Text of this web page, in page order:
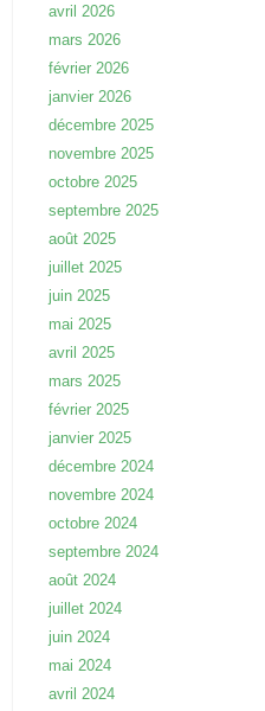
avril 2026
mars 2026
février 2026
janvier 2026
décembre 2025
novembre 2025
octobre 2025
septembre 2025
août 2025
juillet 2025
juin 2025
mai 2025
avril 2025
mars 2025
février 2025
janvier 2025
décembre 2024
novembre 2024
octobre 2024
septembre 2024
août 2024
juillet 2024
juin 2024
mai 2024
avril 2024